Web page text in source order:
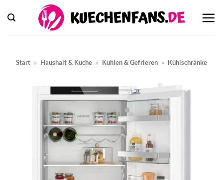
Inhalt
springen
Start » Haushalt & Küche » Kühlen & Gefrieren » Kühlschränke